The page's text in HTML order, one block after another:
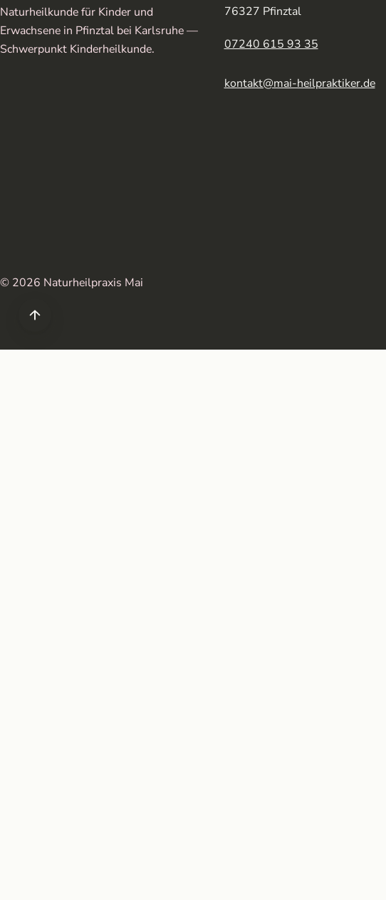
Naturheilkunde für Kinder und
Erwachsene in Pfinztal bei Karlsruhe —
Schwerpunkt Kinderheilkunde.
76327 Pfinztal
07240 615 93 35
kontakt@mai-heilpraktiker.de
© 2026 Naturheilpraxis Mai